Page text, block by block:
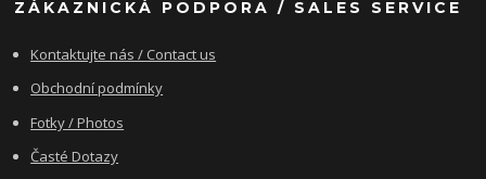
ZÁKAZNICKÁ PODPORA / SALES SERVICE
Kontaktujte nás / Contact us
Obchodní podmínky
Fotky / Photos
Časté Dotazy